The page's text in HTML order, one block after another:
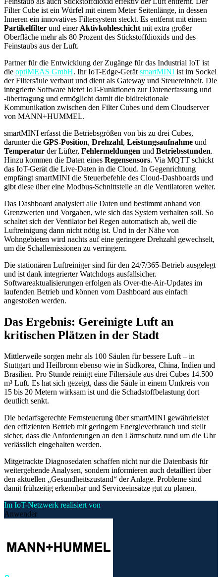
Filter Cube ist ein Würfel mit einem Meter Seitenlänge, in dessen
Inneren ein innovatives Filtersystem steckt. Es entfernt mit einem
Partikelfilter und einer Aktivkohleschicht mit extra großer
Oberfläche mehr als 80 Prozent des Stickstoffdioxids und des
Feinstaubs aus der Luft.
Partner für die Entwicklung der Zugänge für das Industrial IoT ist
die optiMEAS GmbH. Ihr IoT-Edge-Gerät smartMINI ist im Sockel
der Filtersäule verbaut und dient als Gateway und Steuereinheit. Die
integrierte Software bietet IoT-Funktionen zur Datenerfassung und
-übertragung und ermöglicht damit die bidirektionale
Kommunikation zwischen den Filter Cubes und dem Cloudserver
von MANN+HUMMEL.
smartMINI erfasst die Betriebsgrößen von bis zu drei Cubes,
darunter die GPS-Position, Drehzahl, Leistungsaufnahme und
Temperatur der Lüfter, Fehlermeldungen und Betriebsstunden.
Hinzu kommen die Daten eines Regensensors. Via MQTT schickt
das IoT-Gerät die Live-Daten in die Cloud. In Gegenrichtung
empfängt smartMINI die Steuerbefehle des Cloud-Dashboards und
gibt diese über eine Modbus-Schnittstelle an die Ventilatoren weiter.
Das Dashboard analysiert alle Daten und bestimmt anhand von
Grenzwerten und Vorgaben, wie sich das System verhalten soll. So
schaltet sich der Ventilator bei Regen automatisch ab, weil die
Luftreinigung dann nicht nötig ist. Und in der Nähe von
Wohngebieten wird nachts auf eine geringere Drehzahl gewechselt,
um die Schallemissionen zu verringern.
Die stationären Luftreiniger sind für den 24/7/365-Betrieb ausgelegt
und ist dank integrierter Watchdogs ausfallsicher.
Softwareaktualisierungen erfolgen als Over-the-Air-Updates im
laufenden Betrieb und können vom Dashboard aus einfach
angestoßen werden.
Das Ergebnis: Gereinigte Luft an
kritischen Plätzen in der Stadt
Mittlerweile sorgen mehr als 100 Säulen für bessere Luft – in
Stuttgart und Heilbronn ebenso wie in Südkorea, China, Indien und
Brasilien. Pro Stunde reinigt eine Filtersäule aus drei Cubes 14.500
m³ Luft. Es hat sich gezeigt, dass die Säule in einem Umkreis von
15 bis 20 Metern wirksam ist und die Schadstoffbelastung dort
deutlich senkt.
Die bedarfsgerechte Fernsteuerung über smartMINI gewährleistet
den effizienten Betrieb mit geringem Energieverbrauch und stellt
sicher, dass die Anforderungen an den Lärmschutz rund um die Uhr
verlässlich eingehalten werden.
Mitgetrackte Diagnosedaten schaffen nicht nur die Datenbasis für
weitergehende Analysen, sondern informieren auch detailliert über
den aktuellen „Gesundheitszustand“ der Anlage. Probleme sind
damit frühzeitig erkennbar und Serviceeinsätze gut zu planen.
Im IoT-Netzwerk realisiert von
Anwender